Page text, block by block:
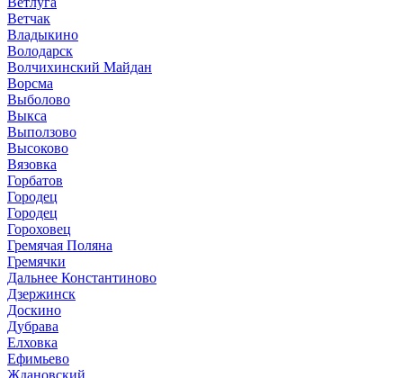
Ветчак
Владыкино
Володарск
Волчихинский Майдан
Ворсма
Выболово
Выкса
Выползово
Высоково
Вязовка
Горбатов
Городец
Городец
Гороховец
Гремячая Поляна
Гремячки
Дальнее Константиново
Дзержинск
Доскино
Дубрава
Елховка
Ефимьево
Ждановский